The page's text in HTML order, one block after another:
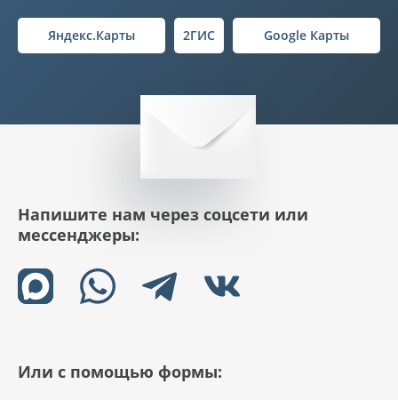
Яндекс.Карты 2ГИС Google Карты
Напишите нам через соцсети или
мессенджеры:
Или с помощью формы: